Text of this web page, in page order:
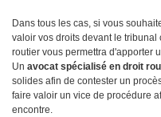
Dans tous les cas, si vous
valoir vos droits devant le
routier vous permettra d'apporter
Un avocat spécialisé en droit
solides afin de contester un
faire valoir un vice de procédure
encontre.